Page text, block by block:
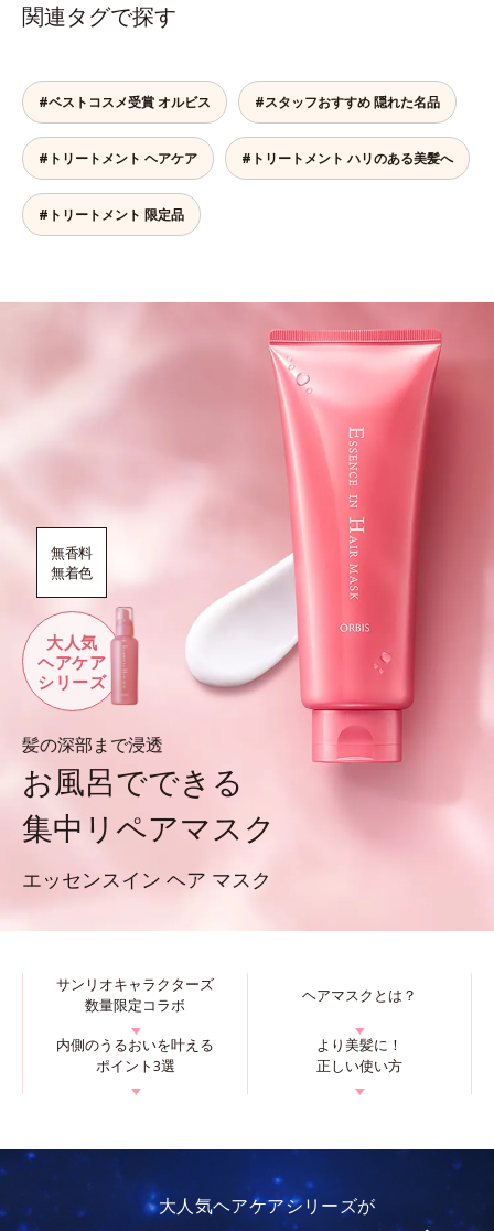
関連タグで探す
#ベストコスメ受賞 オルビス #スタッフおすすめ 隠れた名品
#トリートメント ヘアケア #トリートメント ハリのある美髪へ
#トリートメント 限定品
無香料
無着色
大人気
ヘアケア
シリーズ
髪の深部まで浸透
お風呂でできる
集中リペアマスク
エッセンスイン ヘア マスク
サンリオキャラクターズ
数量限定コラボ
▼
ヘアマスクとは？
▼
内側のうるおいを叶える
ポイント3選
▼
より美髪に！
正しい使い方
▼
大人気ヘアケアシリーズが